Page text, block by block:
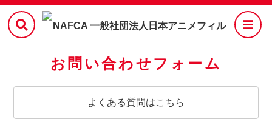
お問い合わせフォーム
よくある質問はこちら